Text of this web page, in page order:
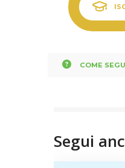
COME
Segui